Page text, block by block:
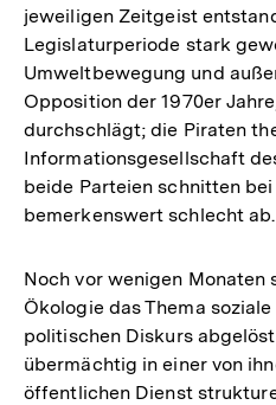
jeweiligen Zeitgeist
Legislaturperiode stark
Umweltbewegung und
Opposition der 1970er
durchschlägt; die Piraten
Informationsgesellschaft
beide Parteien schnitten
bemerkenswert schlecht
Noch vor wenigen Monaten
Ökologie das Thema
politischen Diskurs
übermächtig in einer von
öffentlichen Dienst